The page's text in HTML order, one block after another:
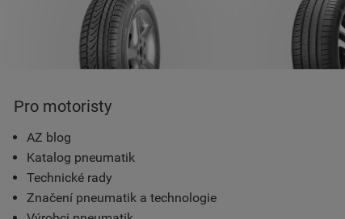
Pro motoristy
AZ blog
Katalog pneumatik
Technické rady
Značení pneumatik a technologie